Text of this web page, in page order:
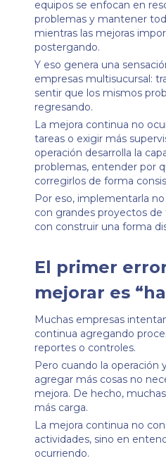
equipos se enfocan en
problemas y mantener
mientras las mejoras
postergando.
Y eso genera una
empresas multisucursal:
sentir que los mismos
regresando.
La mejora continua no
tareas o exigir más
operación desarrolla la
problemas, entender por
corregirlos de forma
Por eso, implementarla
con grandes proyectos de
con construir una forma
El primer
mejorar es
Muchas empresas
continua agregando
reportes o controles.
Pero cuando la operación
agregar más cosas no
mejora. De hecho,
más carga.
La mejora continua no
actividades, sino en
ocurriendo.